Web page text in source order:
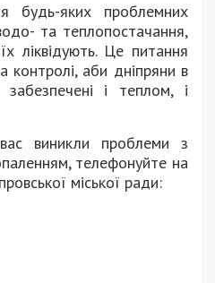
будь-яких проблемних
та теплопостачання,
ліквідують. Це питання
контролі, аби дніпряни в
і теплом, і
виникли проблеми з
телефонуйте на
міської ради: